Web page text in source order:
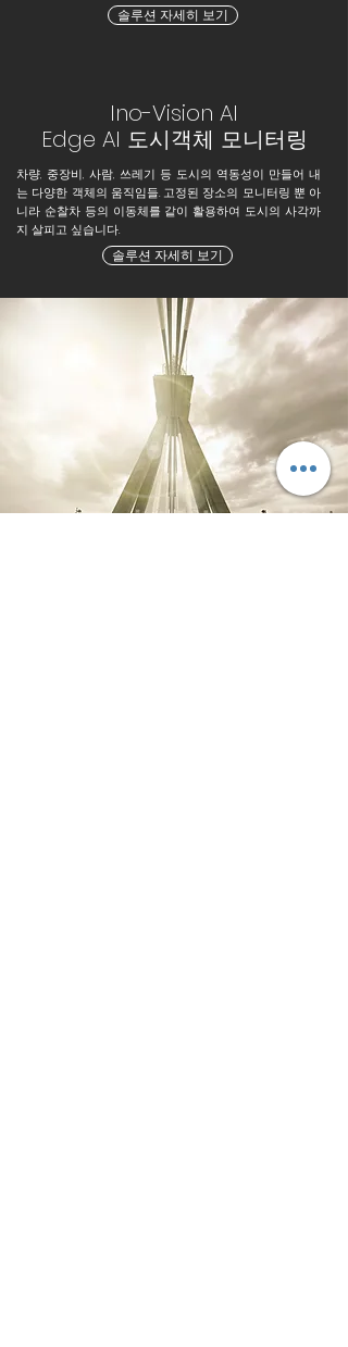
솔루션 자세히 보기
Ino-Vision AI
Edge AI 도시객체 모니터링
차량, 중장비, 사람, 쓰레기 등 도시의 역동성이 만들어 내
는 다양한 객체의 움직임들. 고정된 장소의 모니터링 뿐 아
니라 순찰차 등의 이동체를 같이 활용하여 도시의 사각까
지 살피고 싶습니다.
솔루션 자세히 보기